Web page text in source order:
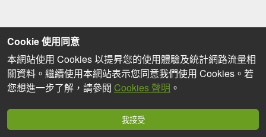
Cookie 使用同意
本網站使用 Cookies 以提昇您的使用體驗及統計網路流量相
關資料。繼續使用本網站表示您同意我們使用 Cookies。若
您想進一步了解，請參閱 Cookies 聲明 。
我接受